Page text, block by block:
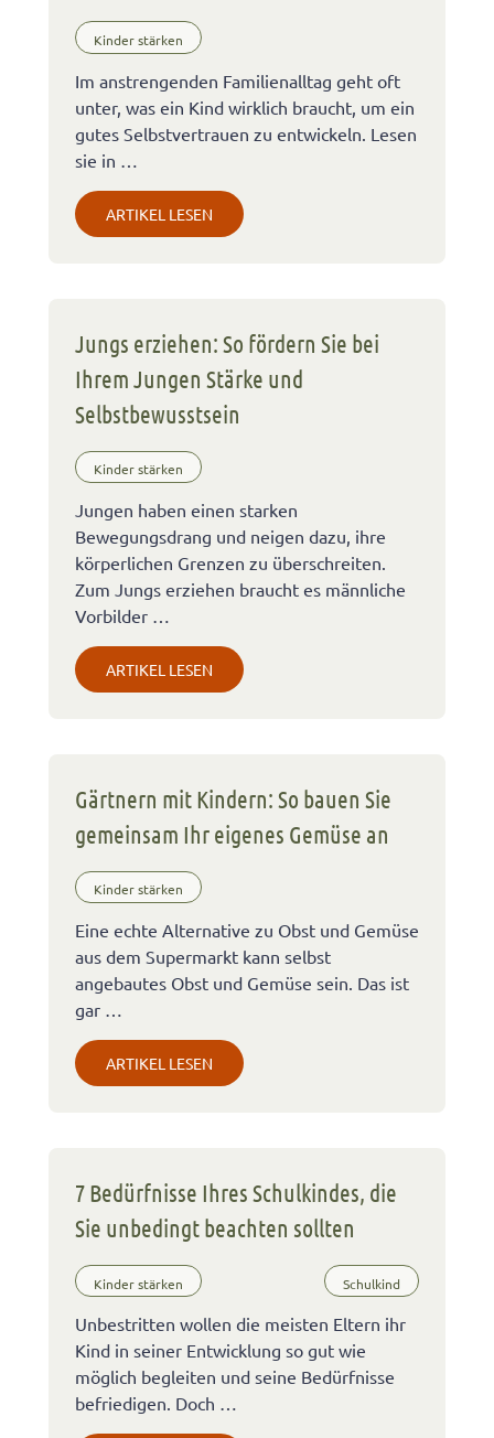
Kinder stärken
Im anstrengenden Familienalltag geht oft
unter, was ein Kind wirklich braucht, um ein
gutes Selbstvertrauen zu entwickeln. Lesen
sie in …
ARTIKEL LESEN
Jungs erziehen: So fördern Sie bei
Ihrem Jungen Stärke und
Selbstbewusstsein
Kinder stärken
Jungen haben einen starken
Bewegungsdrang und neigen dazu, ihre
körperlichen Grenzen zu überschreiten.
Zum Jungs erziehen braucht es männliche
Vorbilder …
ARTIKEL LESEN
Gärtnern mit Kindern: So bauen Sie
gemeinsam Ihr eigenes Gemüse an
Kinder stärken
Eine echte Alternative zu Obst und Gemüse
aus dem Supermarkt kann selbst
angebautes Obst und Gemüse sein. Das ist
gar …
ARTIKEL LESEN
7 Bedürfnisse Ihres Schulkindes, die
Sie unbedingt beachten sollten
Kinder stärken Schulkind
Unbestritten wollen die meisten Eltern ihr
Kind in seiner Entwicklung so gut wie
möglich begleiten und seine Bedürfnisse
befriedigen. Doch …